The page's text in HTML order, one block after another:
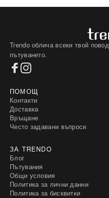
Trendo облича всеки твой
пътуването.
ПОМОЩ
Контакти
Доставка
Връщане
Често задавани въпроси
ЗА TRENDO
Блог
Пътувания
Общи условия
Политика за лични данни
Политика за бисквитки